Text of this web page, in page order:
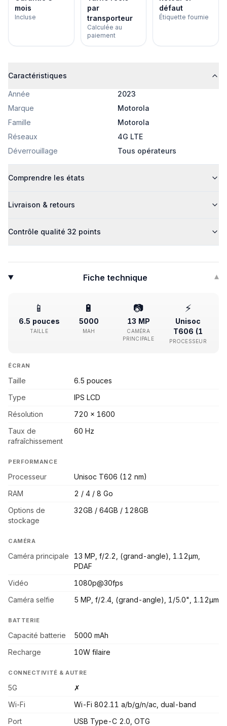
mois
Incluse
par
transporteur
Calculée au
paiement
défaut
Étiquette fournie
Caractéristiques
Année
2023
Marque
Motorola
Famille
Motorola
Réseaux
4G LTE
Déverrouillage
Tous opérateurs
Comprendre les états
Livraison & retours
Contrôle qualité 32 points
Fiche technique ▾
📱
6.5 pouces
TAILLE
🔋
5000
MAH
📷
13 MP
CAMÉRA
PRINCIPALE
⚡
Unisoc
T606 (1
PROCESSEUR
ÉCRAN
Taille
6.5 pouces
Type
IPS LCD
Résolution
720 x 1600
Taux de
rafraîchissement
60 Hz
PERFORMANCE
Processeur
Unisoc T606 (12 nm)
RAM
2 / 4 / 8 Go
Options de
stockage
32GB / 64GB / 128GB
CAMÉRA
Caméra principale
13 MP, f/2.2, (grand-angle), 1.12µm,
PDAF
Vidéo
1080p@30fps
Caméra selfie
5 MP, f/2.4, (grand-angle), 1/5.0", 1.12µm
BATTERIE
Capacité batterie
5000 mAh
Recharge
10W filaire
CONNECTIVITÉ & AUTRE
5G
✗
Wi-Fi
Wi-Fi 802.11 a/b/g/n/ac, dual-band
Port
USB Type-C 2.0, OTG